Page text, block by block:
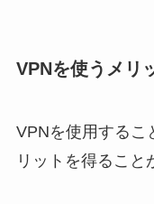
VPNを使うメリ
VPNを使用するこ
リットを得ること